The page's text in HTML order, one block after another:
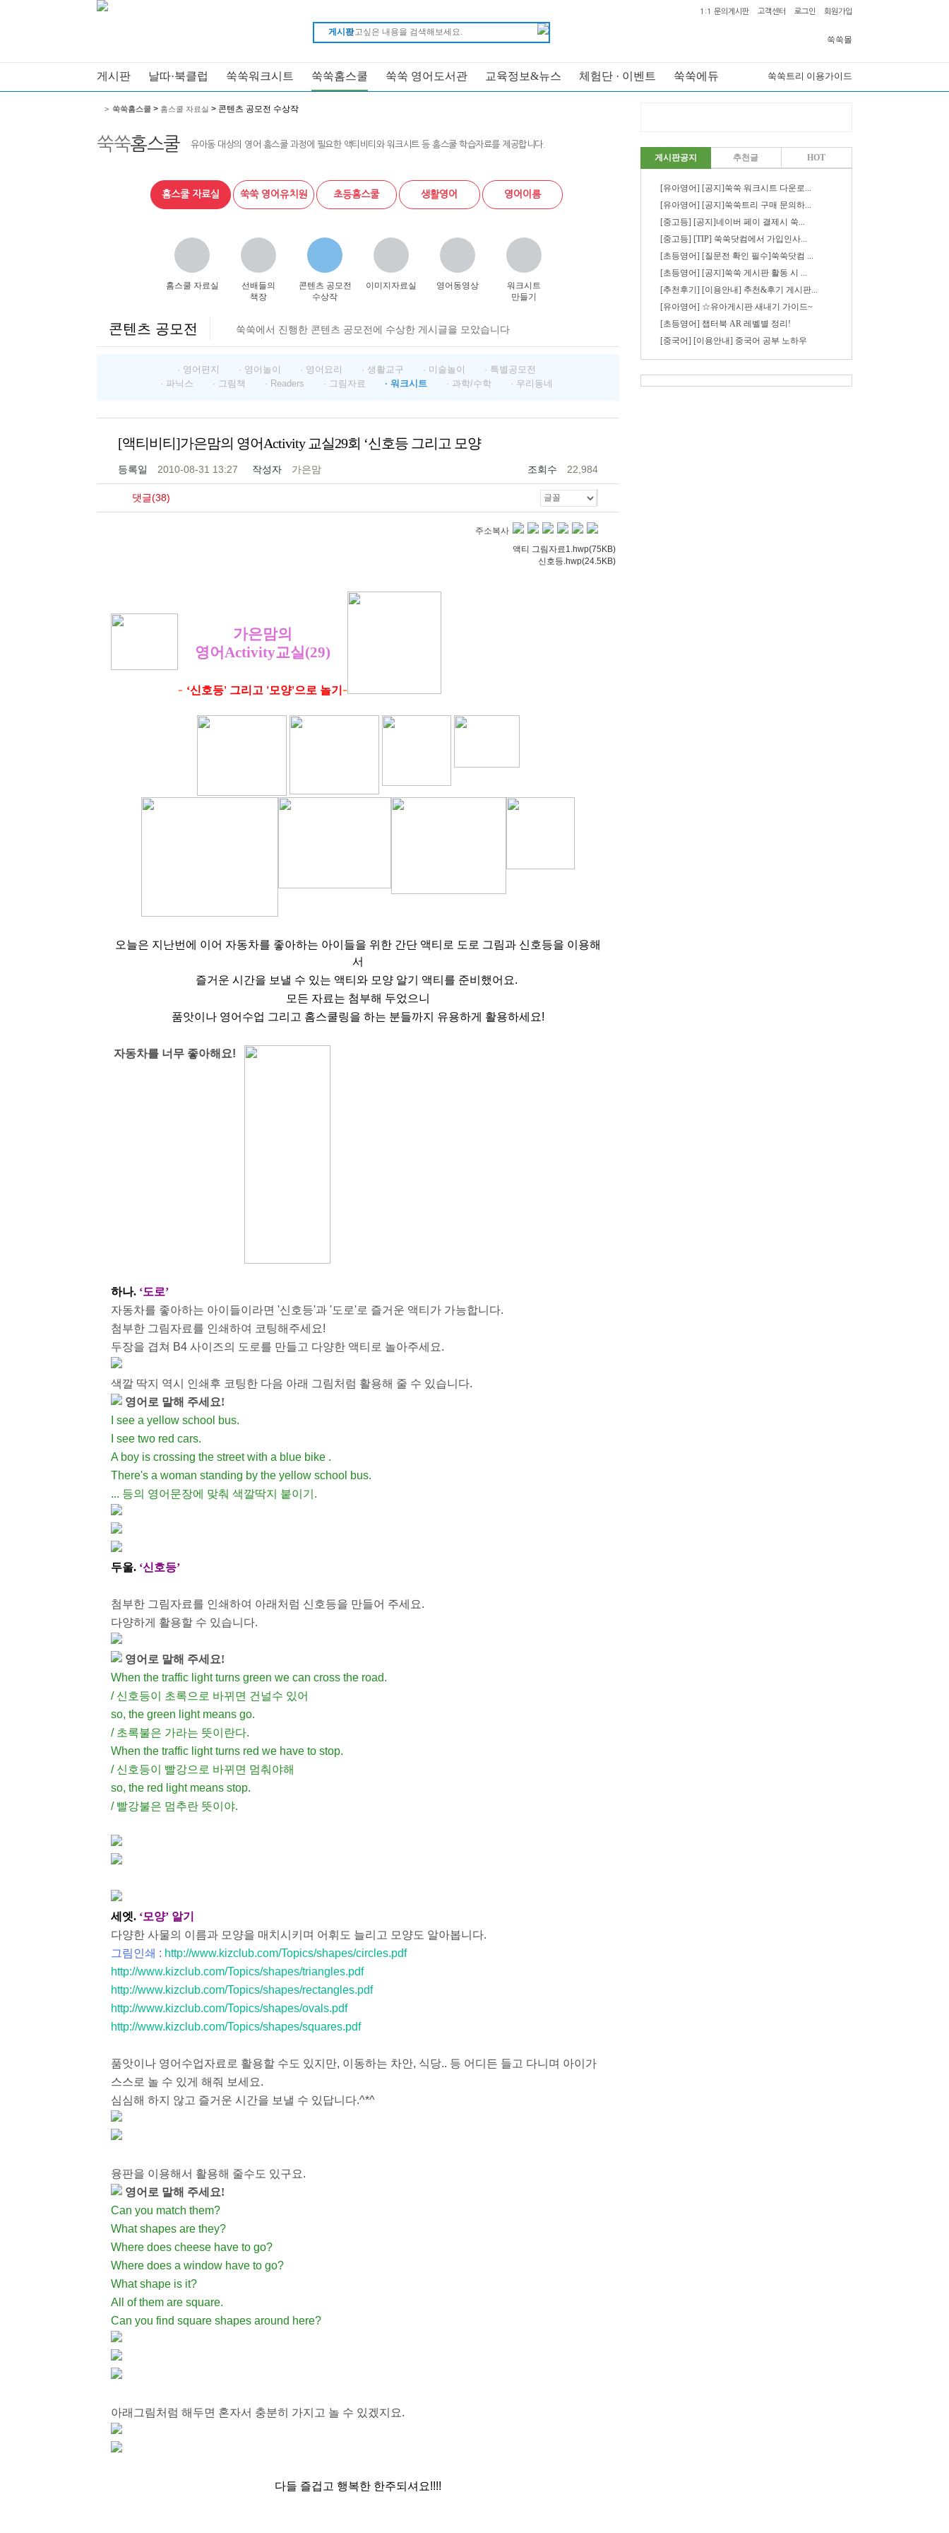
게시판
1:1 문의게시판 고객센터 로그인 회원가입
쑥쑥몰
게시판 날따·북클럽 쑥쑥워크시트 쑥쑥홈스쿨 쑥쑥 영어도서관 교육정보&뉴스 체험단 · 이벤트 쑥쑥에듀 쑥쑥트리 이용가이드
쑥쑥홈스쿨 유아동 대상의 영어 홈스쿨 과정에 필요한 액티비티와 워크시트 등 홈스쿨 학습자료를 제공합니다.
> 쑥쑥홈스쿨 > 홈스쿨 자료실 > 콘텐츠 공모전 수상작
홈스쿨 자료실 쑥쑥 영어유치원 초등홈스쿨 생활영어 영어이름
홈스쿨 자료실
선배들의
책장
콘텐츠 공모전
수상작
이미지자료실 영어동영상
워크시트
만들기
콘텐츠 공모전 쑥쑥에서 진행한 콘텐츠 공모전에 수상한 게시글을 모았습니다
· 영어편지 · 영어놀이 · 영어요리 · 생활교구 · 미술놀이
· 특별공모전
· 파닉스
· 그림책 · Readers · 그림자료 · 워크시트 · 과학/수학 · 우리동네
[액티비티]가은맘의 영어Activity 교실29회 ‘신호등 그리고 모양
등록일 2010-08-31 13:27 작성자 가은맘 조회수 22,984
댓글(38)
주소복사
액티 그림자료1.hwp(75KB)
신호등.hwp(24.5KB)
가은맘의
영어Activity교실(29)
- ‘신호등' 그리고 '모양'으로 놀기 -
오늘은 지난번에 이어 자동차를 좋아하는 아이들을 위한 간단 액티로 도로 그림과 신호등을 이용해
서
즐거운 시간을 보낼 수 있는 액티와 모양 알기 액티를 준비했어요.
모든 자료는 첨부해 두었으니
품앗이나 영어수업 그리고 홈스쿨링을 하는 분들까지 유용하게 활용하세요!
자동차를 너무 좋아해요!
하나. ‘도로’
자동차를 좋아하는 아이들이라면 '신호등'과 '도로'로 즐거운 액티가 가능합니다.
첨부한 그림자료를 인쇄하여 코팅해주세요!
두장을 겹쳐 B4 사이즈의 도로를 만들고 다양한 액티로 놀아주세요.
색깔 딱지 역시 인쇄후 코팅한 다음 아래 그림처럼 활용해 줄 수 있습니다.
영어로 말해 주세요!
I see a yellow school bus.
I see two red cars.
A boy is crossing the street with a blue bike .
There's a woman standing by the yellow school bus.
... 등의 영어문장에 맞춰 색깔딱지 붙이기.
두울. ‘신호등’
첨부한 그림자료를 인쇄하여 아래처럼 신호등을 만들어 주세요.
다양하게 활용할 수 있습니다.
영어로 말해 주세요!
When the traffic light turns green we can cross the road.
/ 신호등이 초록으로 바뀌면 건널수 있어
so, the green light means go.
/ 초록불은 가라는 뜻이란다.
When the traffic light turns red we have to stop.
/ 신호등이 빨강으로 바뀌면 멈춰야해
so, the red light means stop.
/ 빨강불은 멈추란 뜻이야.
세엣. ‘모양’ 알기
다양한 사물의 이름과 모양을 매치시키며 어휘도 늘리고 모양도 알아봅니다.
그림인쇄 : http://www.kizclub.com/Topics/shapes/circles.pdf
http://www.kizclub.com/Topics/shapes/triangles.pdf
http://www.kizclub.com/Topics/shapes/rectangles.pdf
http://www.kizclub.com/Topics/shapes/ovals.pdf
http://www.kizclub.com/Topics/shapes/squares.pdf
품앗이나 영어수업자료로 활용할 수도 있지만, 이동하는 차안, 식당.. 등 어디든 들고 다니며 아이가
스스로 놀 수 있게 해줘 보세요.
심심해 하지 않고 즐거운 시간을 보낼 수 있답니다.^*^
융판을 이용해서 활용해 줄수도 있구요.
영어로 말해 주세요!
Can you match them?
What shapes are they?
Where does cheese have to go?
Where does a window have to go?
What shape is it?
All of them are square.
Can you find square shapes around here?
아래그림처럼 해두면 혼자서 충분히 가지고 놀 수 있겠지요.
다들 즐겁고 행복한 한주되셔요!!!!
게시판공지 추천글 HOT
[유아영어] [공지]쑥쑥 워크시트 다운로...
[유아영어] [공지]쑥쑥트리 구매 문의하...
[중고등] [공지]네이버 페이 결제시 쑥...
[중고등] [TIP] 쑥쑥닷컴에서 가입인사...
[초등영어] [질문전 확인 필수]쑥쑥닷컴 ...
[초등영어] [공지]쑥쑥 게시판 활동 시 ...
[추천후기] [이용안내] 추천&후기 게시판...
[유아영어] ☆유아게시판 새내기 가이드~
[초등영어] 챕터북 AR 레벨별 정리!
[중국어] [이용안내] 중국어 공부 노하우